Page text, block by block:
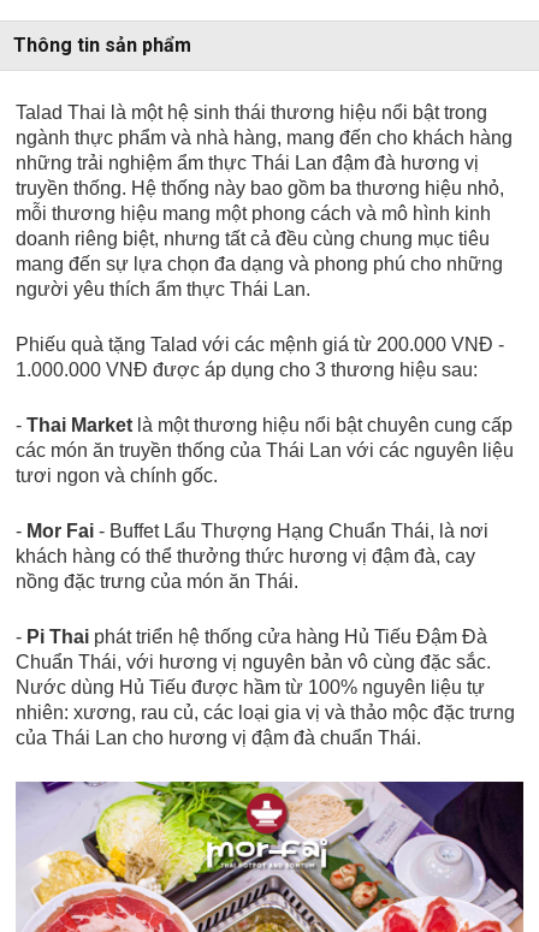
Thông tin sản phẩm
Talad Thai là một hệ sinh thái thương hiệu nổi bật trong
ngành thực phẩm và nhà hàng, mang đến cho khách hàng
những trải nghiệm ẩm thực Thái Lan đậm đà hương vị
truyền thống. Hệ thống này bao gồm ba thương hiệu nhỏ,
mỗi thương hiệu mang một phong cách và mô hình kinh
doanh riêng biệt, nhưng tất cả đều cùng chung mục tiêu
mang đến sự lựa chọn đa dạng và phong phú cho những
người yêu thích ẩm thực Thái Lan.
Phiếu quà tặng Talad với các mệnh giá từ 200.000 VNĐ -
1.000.000 VNĐ được áp dụng cho 3 thương hiệu sau:
-Thai Market là một thương hiệu nổi bật chuyên cung cấp
các món ăn truyền thống của Thái Lan với các nguyên liệu
tươi ngon và chính gốc.
- Mor Fai - Buffet Lẩu Thượng Hạng Chuẩn Thái, là nơi
khách hàng có thể thưởng thức hương vị đậm đà, cay
nồng đặc trưng của món ăn Thái.
- Pi Thai phát triển hệ thống cửa hàng Hủ Tiếu Đậm Đà
Chuẩn Thái, với hương vị nguyên bản vô cùng đặc sắc.
Nước dùng Hủ Tiếu được hầm từ 100% nguyên liệu tự
nhiên: xương, rau củ, các loại gia vị và thảo mộc đặc trưng
của Thái Lan cho hương vị đậm đà chuẩn Thái.